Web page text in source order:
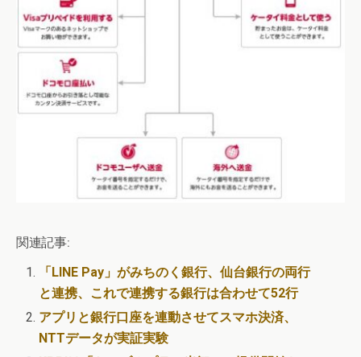
関連記事:
「LINE Pay」がみちのく銀行、仙台銀行の両行
と連携、これで連携する銀行は合わせて52行
アプリと銀行口座を連動させてスマホ決済、
NTTデータが実証実験